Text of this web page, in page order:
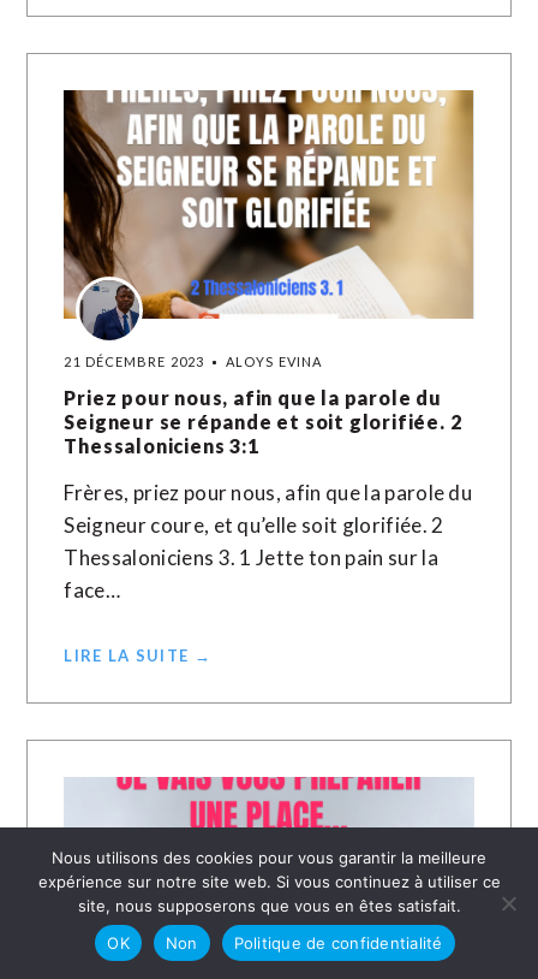
21 DÉCEMBRE 2023 ALOYS EVINA
Priez pour nous, afin que la parole du
Seigneur se répande et soit glorifiée. 2
Thessaloniciens 3:1
Frères, priez pour nous, afin que la parole du
Seigneur coure, et qu’elle soit glorifiée. 2
Thessaloniciens 3. 1 Jette ton pain sur la
face…
LIRE LA SUITE →
Nous utilisons des cookies pour vous garantir la meilleure
expérience sur notre site web. Si vous continuez à utiliser ce
site, nous supposerons que vous en êtes satisfait.
OK
Non Politique de confidentialité